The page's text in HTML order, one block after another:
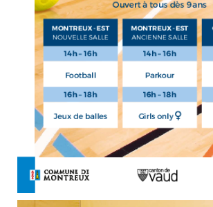
Environnement
Locations
Mobilité
Population
Subventions, subsides,